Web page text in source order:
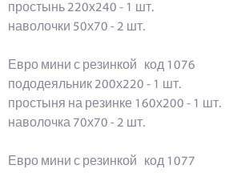
простынь 220х240 - 1 шт.
наволочки 50х70 - 2 шт.
Евро мини с резинкой код 1076
пододеяльник 200х220 - 1 шт.
простыня на резинке 160х200 - 1 шт.
наволочка 70х70 - 2 шт.
Евро мини с резинкой код 1077